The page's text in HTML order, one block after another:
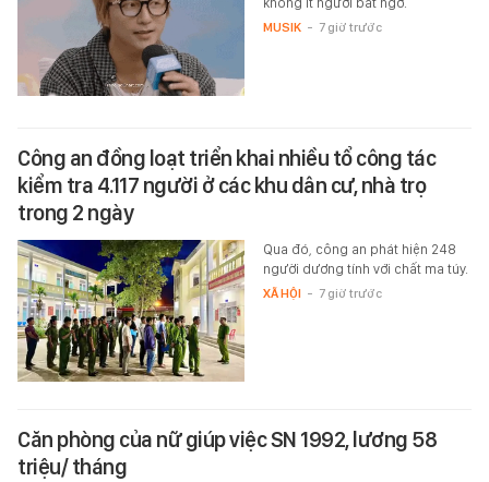
MUSIK - 7 giờ trước
Công an đồng loạt triển khai nhiều tổ công tác
kiểm tra 4.117 người ở các khu dân cư, nhà trọ
trong 2 ngày
Qua đó, công an phát hiện 248
người dương tính với chất ma túy.
XÃ HỘI - 7 giờ trước
Căn phòng của nữ giúp việc SN 1992, lương 58
triệu/ tháng